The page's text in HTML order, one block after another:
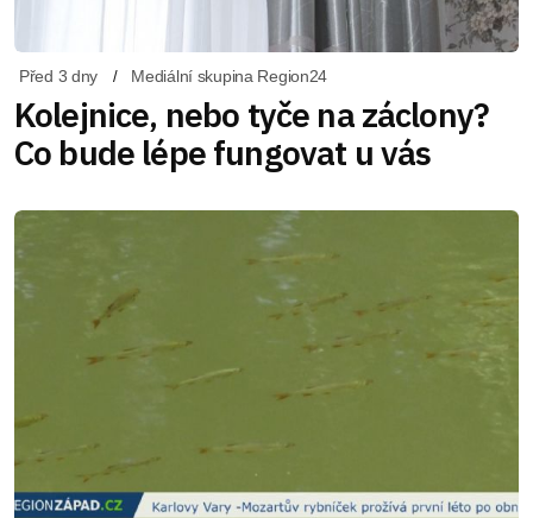
Před 3 dny Mediální skupina Region24
Kolejnice, nebo tyče na záclony?
Co bude lépe fungovat u vás